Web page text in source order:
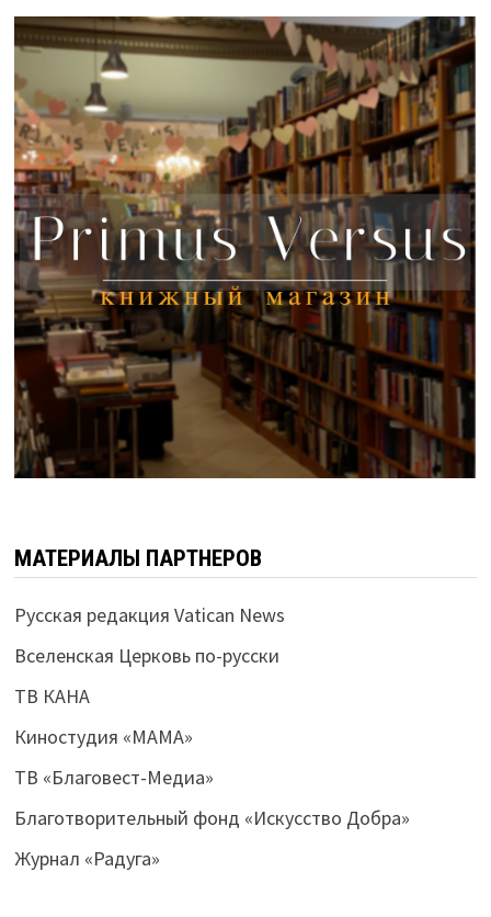
МАТЕРИАЛЫ ПАРТНЕРОВ
Русская редакция Vatican News
Вселенская Церковь по-русски
ТВ КАНА
Киностудия «МАМА»
ТВ «Благовест-Медиа»
Благотворительный фонд «Искусство Добра»
Журнал «Радуга»